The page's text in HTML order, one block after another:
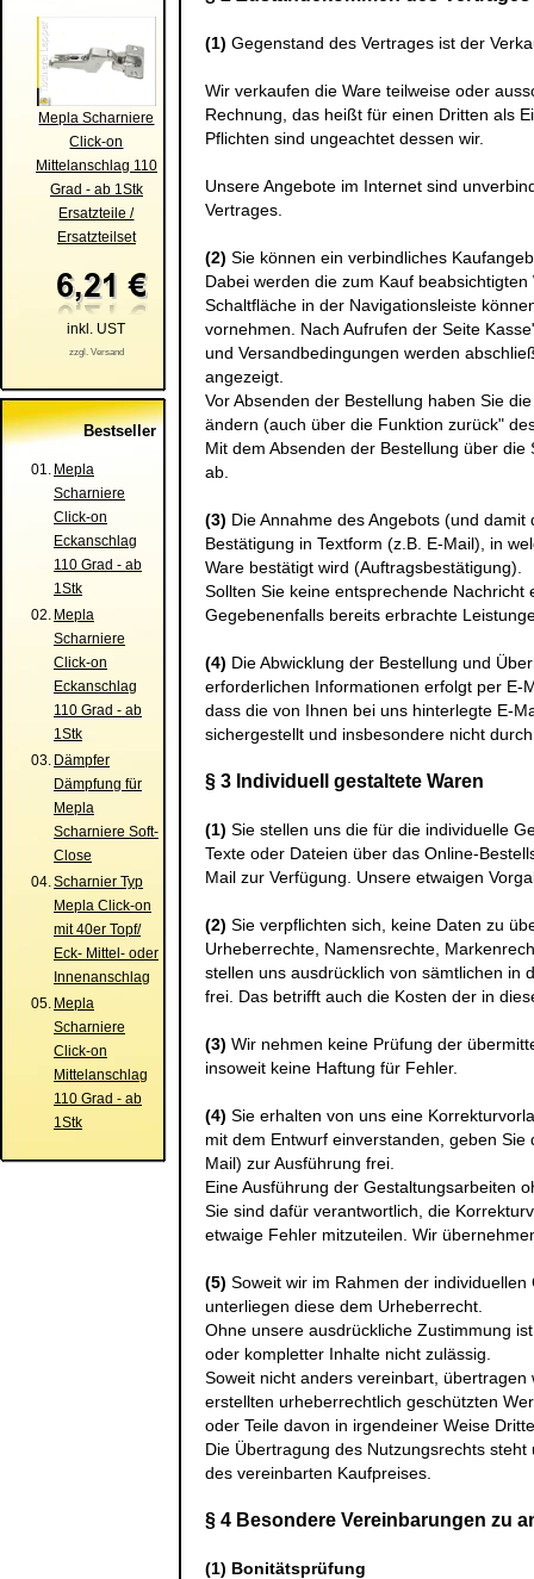
Mepla Scharniere
Click-on
Mittelanschlag 110
Grad - ab 1Stk
Ersatzteile /
Ersatzteilset
inkl. UST
zzgl. Versand
Bestseller
01. Mepla
Scharniere
Click-on
Eckanschlag
110 Grad - ab
1Stk
02. Mepla
Scharniere
Click-on
Eckanschlag
110 Grad - ab
1Stk
03. Dämpfer
Dämpfung für
Mepla
Scharniere Soft-
Close
04.Scharnier Typ
Mepla Click-on
mit 40er Topf/
Eck- Mittel- oder
Innenanschlag
05. Mepla
Scharniere
Click-on
Mittelanschlag
110 Grad - ab
1Stk
(1) Gegenstand des Vertrages ist der
Wir verkaufen die Ware teilweise oder
Rechnung, das heißt für einen Dritten als
Pflichten sind ungeachtet dessen wir.
Unsere Angebote im Internet sind
Vertrages.
(2) Sie können ein verbindliches
Dabei werden die zum Kauf
Schaltfläche in der Navigationsleiste
vornehmen. Nach Aufrufen der Seite
und Versandbedingungen werden
angezeigt.
Vor Absenden der Bestellung haben Sie
ändern (auch über die Funktion zurück"
Mit dem Absenden der Bestellung über die
ab.
(3) Die Annahme des Angebots (und
Bestätigung in Textform (z.B. E-Mail), in
Ware bestätigt wird (Auftragsbestätigung).
Sollten Sie keine entsprechende
Gegebenenfalls bereits erbrachte
(4) Die Abwicklung der Bestellung und
erforderlichen Informationen erfolgt per E-
dass die von Ihnen bei uns hinterlegte E-
sichergestellt und insbesondere nicht
§ 3 Individuell gestaltete Waren
(1) Sie stellen uns die für die individuelle
Texte oder Dateien über das Online-
Mail zur Verfügung. Unsere etwaigen
(2) Sie verpflichten sich, keine Daten zu
Urheberrechte, Namensrechte,
stellen uns ausdrücklich von sämtlichen in
frei. Das betrifft auch die Kosten der in
(3) Wir nehmen keine Prüfung der
insoweit keine Haftung für Fehler.
(4) Sie erhalten von uns eine
mit dem Entwurf einverstanden, geben
Mail) zur Ausführung frei.
Eine Ausführung der Gestaltungsarbeiten
Sie sind dafür verantwortlich, die
etwaige Fehler mitzuteilen. Wir
(5) Soweit wir im Rahmen der
unterliegen diese dem Urheberrecht.
Ohne unsere ausdrückliche Zustimmung
oder kompletter Inhalte nicht zulässig.
Soweit nicht anders vereinbart,
erstellten urheberrechtlich geschützten
oder Teile davon in irgendeiner Weise
Die Übertragung des Nutzungsrechts
des vereinbarten Kaufpreises.
§ 4 Besondere Vereinbarungen zu
(1) Bonitätsprüfung